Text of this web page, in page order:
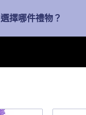
選擇哪件禮物？